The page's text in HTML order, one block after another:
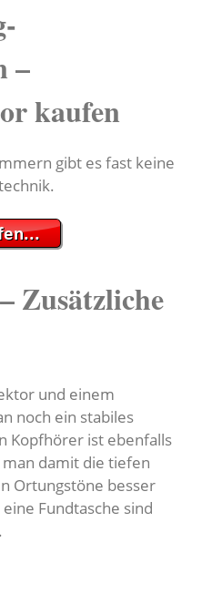
–
kaufen
gibt es fast keine
Zusätzliche
und einem
noch ein stabiles
Kopfhörer ist ebenfalls
damit die tiefen
Ortungstöne besser
Fundtasche sind